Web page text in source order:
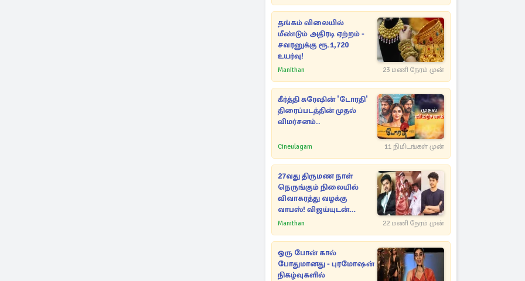
தங்கம் விலையில்
மீண்டும் அதிரடி ஏற்றம் -
சவரனுக்கு ரூ.1,720
உயர்வு!
Manithan 23 மணி நேரம் முன்
கீர்த்தி சுரேஷின் 'டோரதி'
திரைப்படத்தின் முதல்
விமர்சனம்..
Cineulagam 11 நிமிடங்கள் முன்
27வது திருமண நாள்
நெருங்கும் நிலையில்
விவாகரத்து வழக்கு
வாபஸ்! விஜய்யுடன்
மீண்டும் இணைவாரா?
Manithan 22 மணி நேரம் முன்
ஒரு போன் கால்
போதுமானது - புரமோஷன்
நிகழ்வுகளில்